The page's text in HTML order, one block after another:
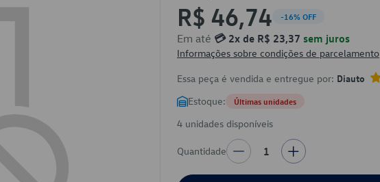
R$ 46,74 -16% OFF
Em até 💳 2x de R$ 23,37 sem juros
Informações sobre condições de parcelamento
Essa peça é vendida e entregue por: Diauto
Estoque: Últimas unidades
4 unidades disponíveis
Quantidade 1